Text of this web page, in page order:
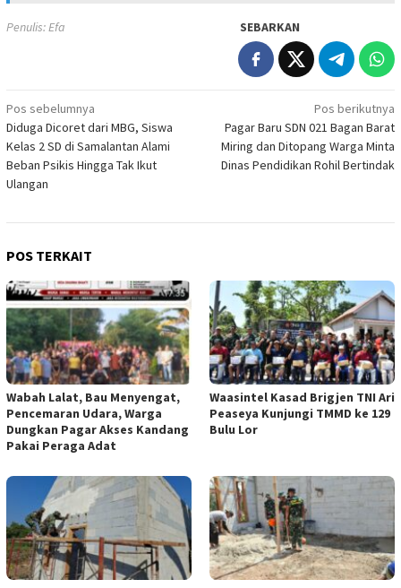
Penulis: Efa SEBARKAN
Navigasi
pos
Pos sebelumnya
Diduga Dicoret dari MBG, Siswa
Kelas 2 SD di Samalantan Alami
Beban Psikis Hingga Tak Ikut
Ulangan
Pos berikutnya
Pagar Baru SDN 021 Bagan Barat
Miring dan Ditopang Warga Minta
Dinas Pendidikan Rohil Bertindak
POS TERKAIT
Wabah Lalat, Bau Menyengat,
Pencemaran Udara, Warga
Dungkan Pagar Akses Kandang
Pakai Peraga Adat
Waasintel Kasad Brigjen TNI Ari
Peaseya Kunjungi TMMD ke 129
Bulu Lor